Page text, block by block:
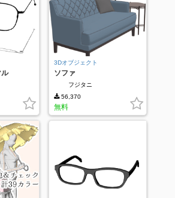
3Dオブジェクト
ソファ
フジタニ
56,370
無料